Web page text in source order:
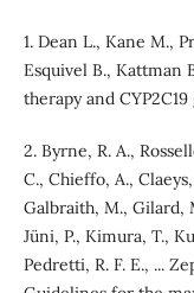
1. Dean L., Kane M.,
Esquivel B., Kattman
therapy and
2. Byrne, R. A.,
C., Chieffo, A.,
Galbraith, M., Gilard,
Jüni, P., Kimura, T.,
Pedretti, R. F. E., ...